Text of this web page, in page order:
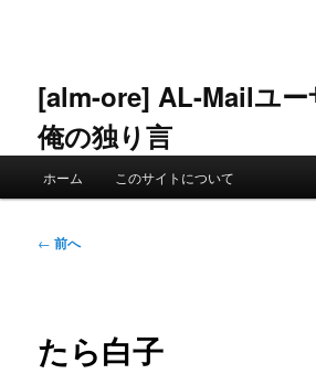
ン
へ
[alm-ore] AL-Mailユー
俺の独り言
ホーム このサイトについて
投
ー
← 前へ
たら白子